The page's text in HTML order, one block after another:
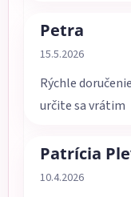
Petra
Hodnotenie
15.5.2026
Rýchle
určite sa vrátim
Patrícia
Hodnotenie
10.4.2026